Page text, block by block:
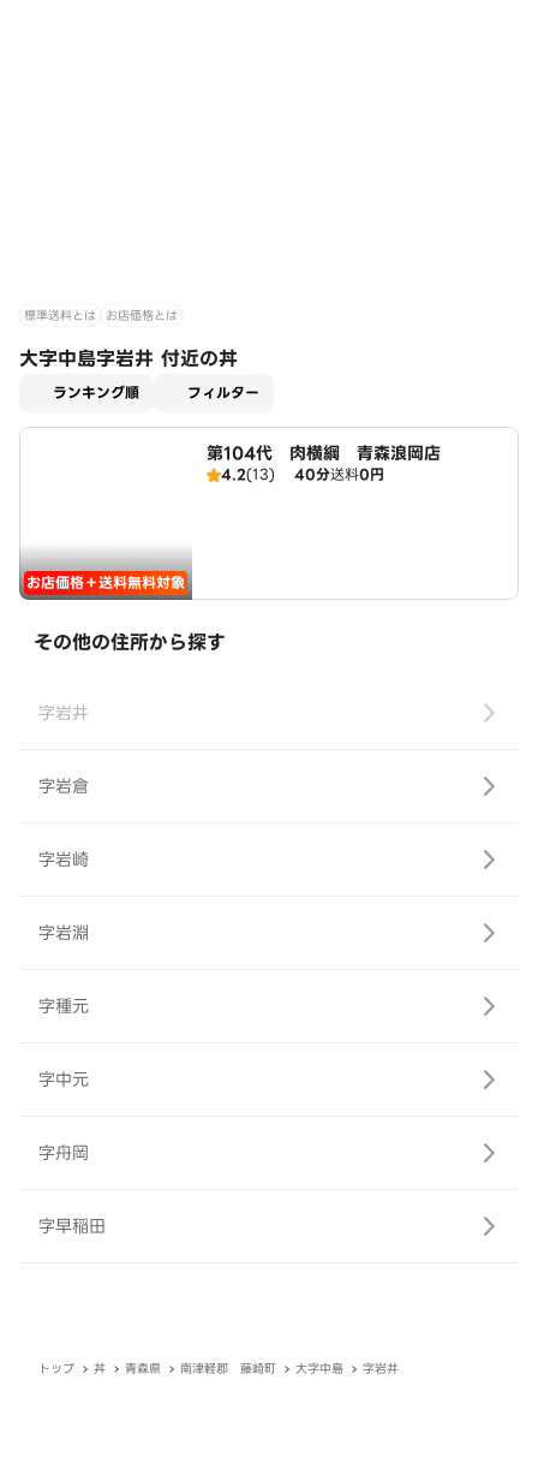
標準送料とは お店価格とは
大字中島字岩井 付近の丼
ランキング順 フィルター
お店価格＋送料無料対象
第104代 肉横綱 青森浪岡店
4.2(13) 40分送料0円
その他の住所から探す
字岩井
字岩倉
字岩崎
字岩淵
字種元
字中元
字舟岡
字早稲田
トップ 丼 青森県 南津軽郡 藤崎町 大字中島 字岩井